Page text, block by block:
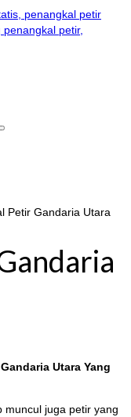
Petir Gandaria Utara
Utara Yang
muncul juga petir yang